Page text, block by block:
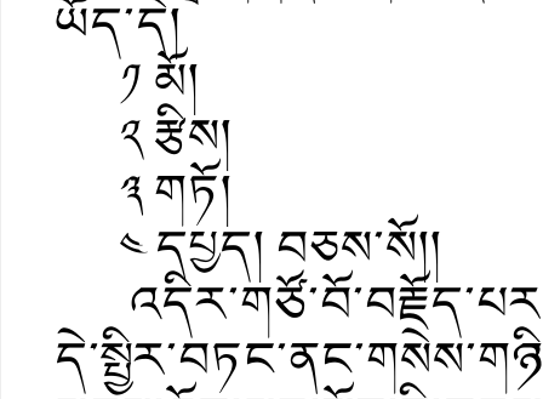
ཡོད་དེ།
༡ མོ།
༢ རྩིས།
༣ གཏོ།
༤ དཔྱད། བཅས་སོ།།